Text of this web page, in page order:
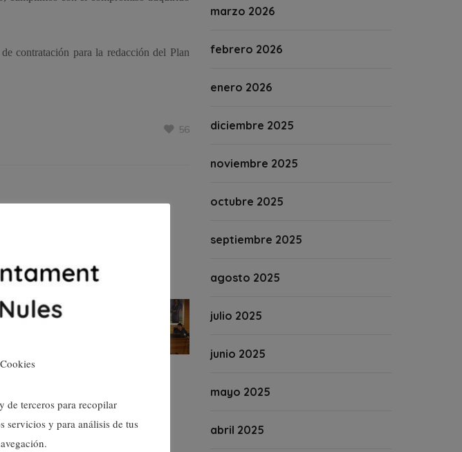
contratación para la redacción del Plan
56
municipal hasta
marzo 2026
febrero 2026
enero 2026
diciembre 2025
noviembre 2025
octubre 2025
septiembre 2025
agosto 2025
julio 2025
junio 2025
mayo 2025
abril 2025
de terceros para recopilar
servicios y para análisis de tus